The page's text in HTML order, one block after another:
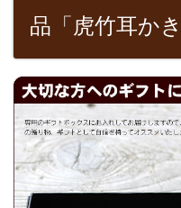
品「虎竹耳かき